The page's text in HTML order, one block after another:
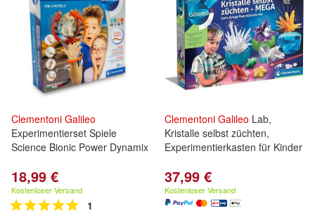
Clementoni Galileo
Experimentierset Spiele
Science Bionic Power Dynamix
18,99 €
Kostenloser Versand
1
Clementoni Galileo Lab,
Kristalle selbst züchten,
Experimentierkasten für Kinder
37,99 €
Kostenloser Versand